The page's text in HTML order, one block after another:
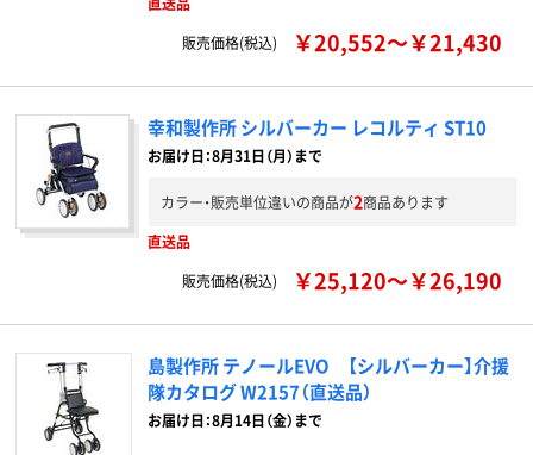
販売価格(税込)
￥20,552～￥21,430
幸和製作所 シルバーカー レコルティ ST10
お届け日：8月31日（月）まで
カラー・販売単位違いの商品が2商品あります
直送品
販売価格(税込)
￥25,120～￥26,190
島製作所 テノールEVO 【シルバーカー】介援
隊カタログ W2157（直送品）
お届け日：8月14日（金）まで